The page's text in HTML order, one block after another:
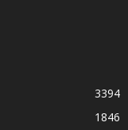
3394
1846